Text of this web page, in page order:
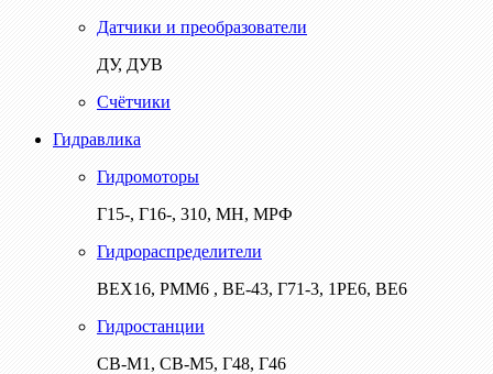
Датчики и преобразователи
ДУ, ДУВ
Счётчики
Гидравлика
Гидромоторы
Г15-, Г16-, 310, МН, МРФ
Гидрораспределители
ВЕХ16, РММ6 , ВЕ-43, Г71-3, 1РЕ6, ВЕ6
Гидростанции
СВ-М1, СВ-М5, Г48, Г46